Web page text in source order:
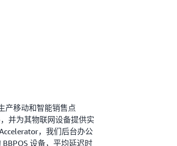
产移动和智能销售点
并为其物联网设备提供实
，我们后台办公
设备，平均延迟时